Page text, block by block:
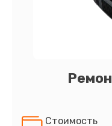
Стоимость